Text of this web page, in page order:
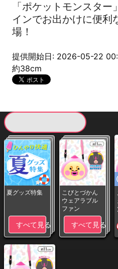
「ポケットモンスタ
インでお出かけに便利
場！
提供開始日: 2026-05-22
約38cm
夏グッズ特集
すべて見る
こびとづかん
ウェアラブル
ファン
すべて見る